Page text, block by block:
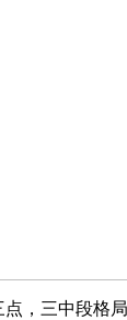
，三中段格